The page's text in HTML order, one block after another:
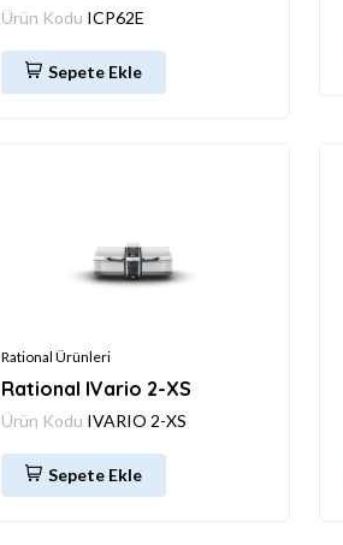
Ürün Kodu ICP62E
Sepete Ekle
Rational Ürünleri
Rational IVario 2-XS
Ürün Kodu IVARIO 2-XS
Sepete Ekle